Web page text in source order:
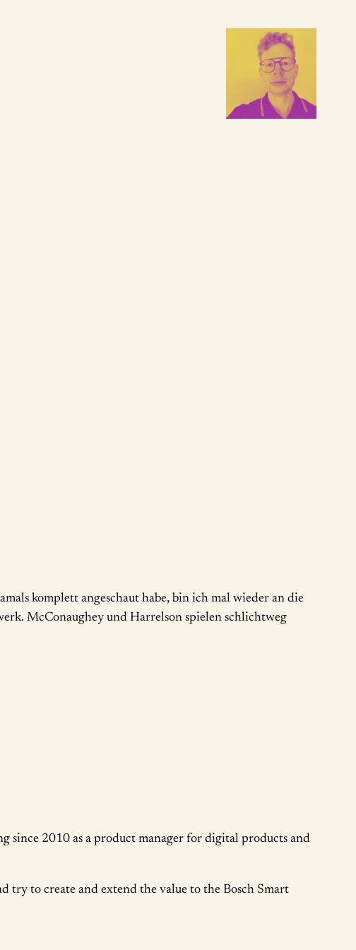
komplett angeschaut habe, bin ich mal wieder an die
McConaughey und Harrelson spielen schlichtweg
since 2010 as a product manager for digital products and
try to create and extend the value to the Bosch Smart